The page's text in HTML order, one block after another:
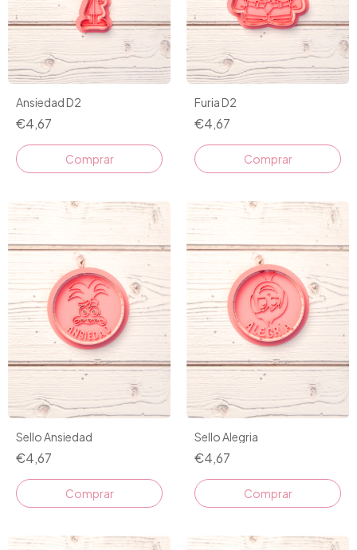
Ansiedad D2
€4,67
Comprar
Furia D2
€4,67
Comprar
Sello Ansiedad
€4,67
Comprar
Sello Alegria
€4,67
Comprar